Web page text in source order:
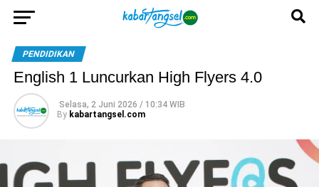
PENDIDIKAN
English 1 Luncurkan High Flyers 4.0
Selasa, 2 Juni 2026 / 10:34 WIB
By kabartangsel.com